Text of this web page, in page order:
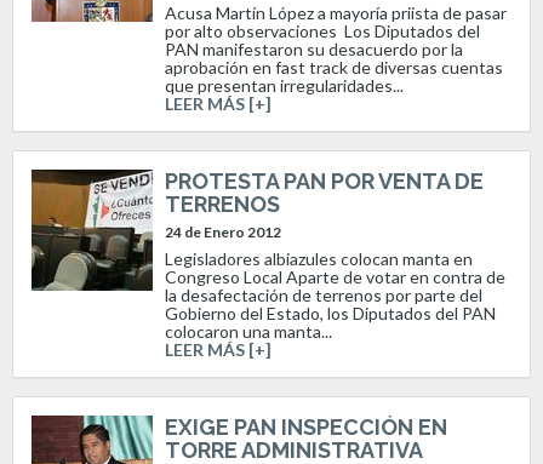
Acusa Martín López a mayoría priista de pasar
por alto observaciones Los Diputados del
PAN manifestaron su desacuerdo por la
aprobación en fast track de diversas cuentas
que presentan irregularidades...
LEER MÁS [+]
PROTESTA PAN POR VENTA DE
TERRENOS
24 de Enero 2012
Legisladores albiazules colocan manta en
Congreso Local Aparte de votar en contra de
la desafectación de terrenos por parte del
Gobierno del Estado, los Diputados del PAN
colocaron una manta...
LEER MÁS [+]
EXIGE PAN INSPECCIÓN EN
TORRE ADMINISTRATIVA